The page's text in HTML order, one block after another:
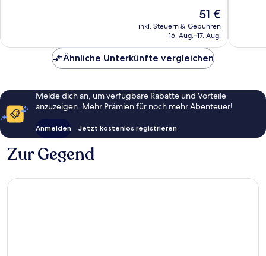
Der
Preis
beträgt
51 €
inkl. Steuern & Gebühren
16. Aug.–17. Aug.
Ähnliche Unterkünfte vergleichen
Melde dich an, um verfügbare Rabatte und Vorteile
anzuzeigen. Mehr Prämien für noch mehr Abenteuer!
Anmelden Jetzt kostenlos registrieren
Zur Gegend